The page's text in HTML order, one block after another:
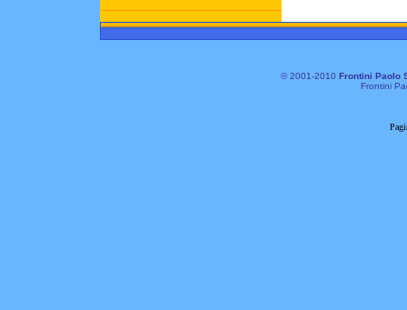
© 2001-2010 Frontini Paolo
Frontini